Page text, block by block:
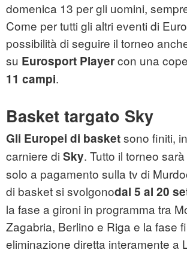
domenica 13 per gli uomini,
Come per tutti gli altri eventi di
possibilità di seguire il torneo
su Eurosport Playercon una
11 campi.
Basket targato Sky
Gli Europei di basketsono finiti,
carniere di Sky. Tutto il torneo
solo a pagamento sulla tv di
di basket si svolgonodal 5 al 20
la fase a gironi in programma tra
Zagabria, Berlino e Riga e la fase
eliminazione diretta interamente a